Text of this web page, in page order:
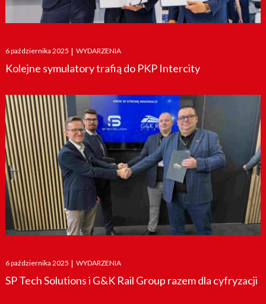
Posted
on
6 października 2025 | WYDARZENIA
Kolejne symulatory trafią do PKP Intercity
Posted
on
6 października 2025 | WYDARZENIA
SP Tech Solutions i G&K Rail Group razem dla cyfryzacji